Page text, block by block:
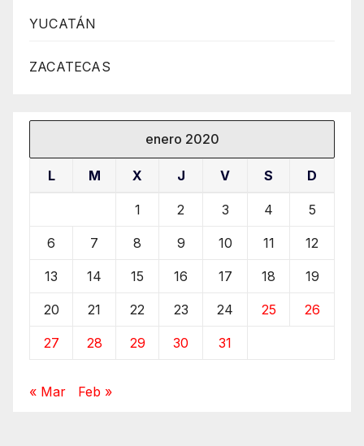
YUCATÁN
ZACATECAS
enero 2020
L M X J V S D
1 2 3 4 5
6 7 8 9 10 11 12
13 14 15 16 17 18 19
20 21 22 23 24 25 26
27 28 29 30 31
« Mar Feb »